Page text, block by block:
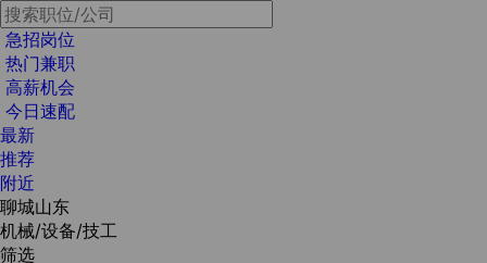
急招岗位
热门兼职
高薪机会
今日速配
最新
推荐
附近
聊城山东
机械/设备/技工
筛选